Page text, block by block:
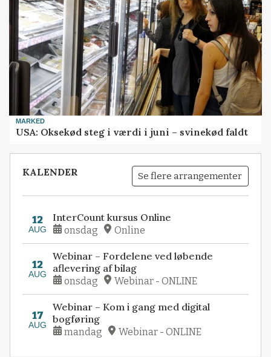
MARKED
USA: Oksekød steg i værdi i juni – svinekød faldt
KALENDER Se flere arrangementer
12
AUG
InterCount kursus Online
onsdag Online
12
AUG
Webinar – Fordelene ved løbende
aflevering af bilag
onsdag Webinar - ONLINE
17
AUG
Webinar – Kom i gang med digital
bogføring
mandag Webinar - ONLINE